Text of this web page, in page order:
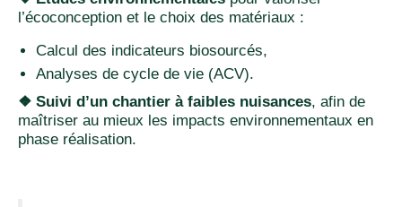
l’écoconception et le choix des matériaux :
Calcul des indicateurs biosourcés,
Analyses de cycle de vie (ACV).
❖ Suivi d’un chantier à faibles nuisances, afin de
maîtriser au mieux les impacts environnementaux en
phase réalisation.